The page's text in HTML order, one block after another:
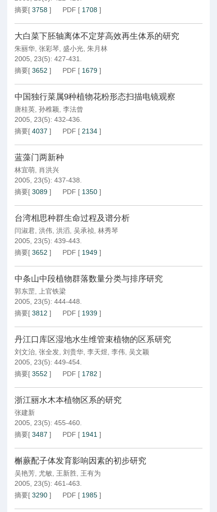
摘要[ 3758 ] PDF [ 1708 ]
大白菜下胚轴离体不定芽高效再生体系的研究
朱丽华 张彩琴 盛小光 朱月林
2005, 23(5): 427-431.
摘要[ 3652 ] PDF [ 1679 ]
中国独行菜属9种植物花粉形态扫描电镜观察
唐桂英 孙稚颖 李法曾
2005, 23(5): 432-436.
摘要[ 4037 ] PDF [ 2134 ]
蓝藻门两新种
林宜萌 肖洪兴
2005, 23(5): 437-438.
摘要[ 3089 ] PDF [ 1350 ]
台湾相思种群生命过程及谱分析
闫淑君 洪伟 洪滔 吴承祯 林秀琴
2005, 23(5): 439-443.
摘要[ 3652 ] PDF [ 1949 ]
中条山中段植物群落数量分类与排序研究
郭东罡
上官铁梁
2005, 23(5): 444-448.
摘要[ 3812 ] PDF [ 1939 ]
丹江口库区湿地水生维管束植物的区系研究
刘文治 张全发 刘贵华 李天煜 李伟 吴文颖
2005, 23(5): 449-454.
摘要[ 3552 ] PDF [ 1782 ]
浙江丽水木本植物区系的研究
张建新
2005, 23(5): 455-460.
摘要[ 3487 ] PDF [ 1941 ]
槲蕨配子体发育影响因素的初步研究
吴艳芳 尤敏 王新胜 王有为
2005, 23(5): 461-463.
摘要[ 3290 ] PDF [ 1985 ]